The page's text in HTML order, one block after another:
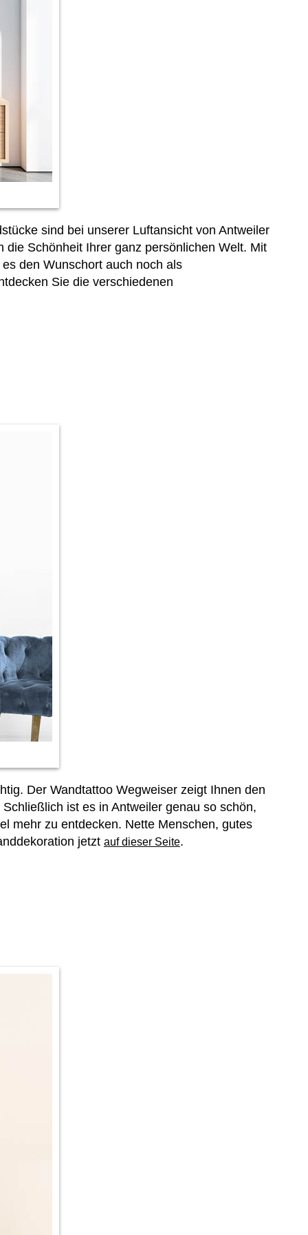
sind bei unserer Luftansicht von Antweiler
Schönheit Ihrer ganz persönlichen Welt. Mit
den Wunschort auch noch als
Sie die verschiedenen
Der Wandtattoo Wegweiser zeigt Ihnen den
ist es in Antweiler genau so schön,
mehr zu entdecken. Nette Menschen, gutes
jetzt auf dieser Seite.